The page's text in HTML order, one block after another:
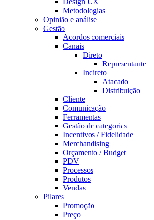
Design UX
Metodologias
Opinião e análise
Gestão
Acordos comerciais
Canais
Direto
Representante
Indireto
Atacado
Distribuição
Cliente
Comunicação
Ferramentas
Gestão de categorias
Incentivos / Fidelidade
Merchandising
Orçamento / Budget
PDV
Processos
Produtos
Vendas
Pilares
Promoção
Preço